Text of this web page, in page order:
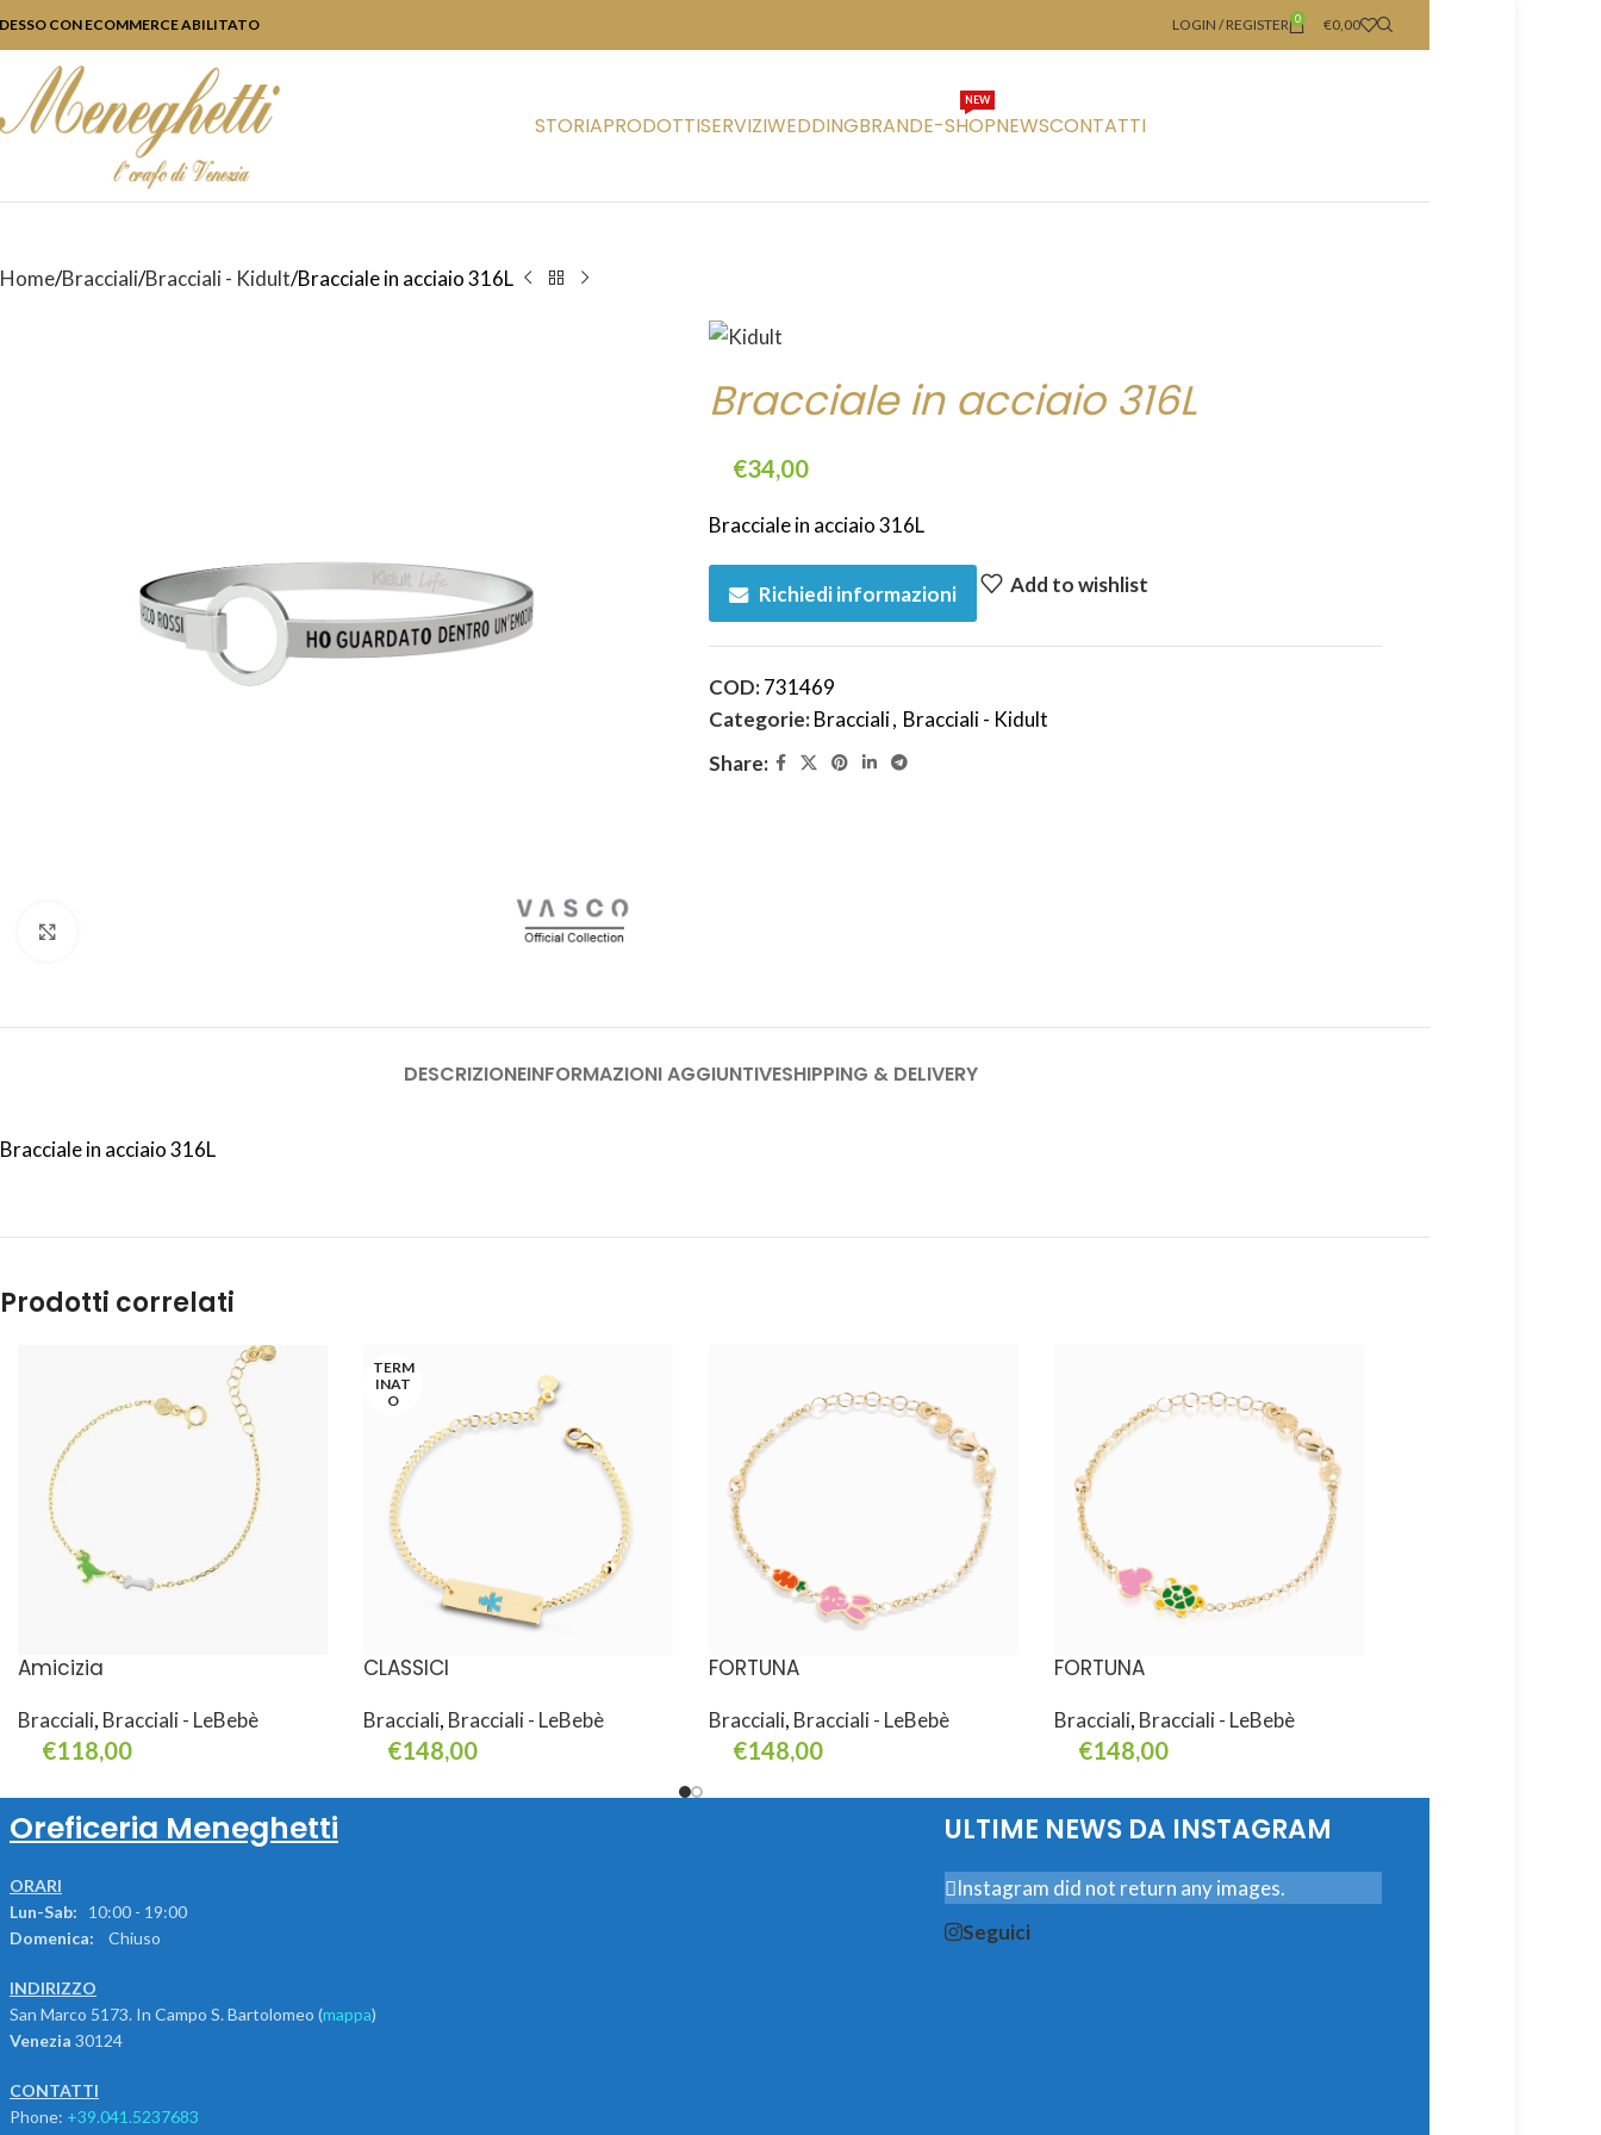
CON ECOMMERCE ABILITATO LOGIN / REGISTER 0 €0,00
STORIAPRODOTTISERVIZIWEDDINGBRANDE-SHOP
NEW
NEWSCONTATTI
Home Bracciali Bracciali - Kidult Bracciale in acciaio 316L
Bracciale in acciaio 316L
€34,00
Bracciale in acciaio 316L
Richiedi informazioni Add to wishlist
COD:731469
Categorie:Bracciali, Bracciali - Kidult
Share:
DESCRIZIONEINFORMAZIONI AGGIUNTIVESHIPPING & DELIVERY
Bracciale in acciaio 316L
Prodotti correlati
Amicizia
Bracciali, Bracciali - LeBebè
€118,00
TERM
INAT
O
CLASSICI
Bracciali, Bracciali - LeBebè
€148,00
FORTUNA
Bracciali, Bracciali - LeBebè
€148,00
FORTUNA
Bracciali, Bracciali - LeBebè
€148,00
Oreficeria Meneghetti
ORARI
Lun-Sab: 10:00 - 19:00
Domenica:
Chiuso
INDIRIZZO
San Marco 5173. In Campo S. Bartolomeo (mappa)
Venezia 30124
CONTATTI
Phone: +39.041.5237683
ULTIME NEWS DA INSTAGRAM
Instagram did not return any images.
Seguici